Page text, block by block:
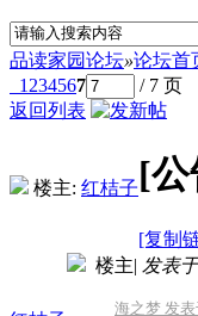
品读家园论坛»论坛首
1 234567
/ 7 页
返回列表
楼主: 红桔子[
[复制
楼主| 发表
海之梦 发